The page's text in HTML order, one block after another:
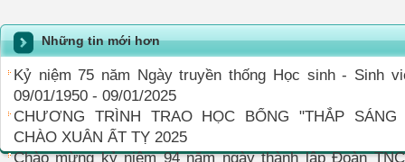
Những tin mới hơn
Kỷ niệm 75 năm Ngày truyền thống Học sinh - Sinh
09/01/1950 - 09/01/2025
CHƯƠNG TRÌNH TRAO HỌC BỔNG "THẮP
CHÀO XUÂN ẤT TỴ 2025
Chào mừng kỷ niệm 94 năm ngày thành lập Đoàn